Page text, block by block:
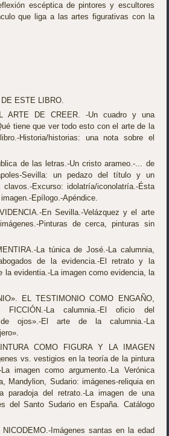
escéptica de pintores y escultores
que liga a las artes figurativas con la
ESTE LIBRO.
ARTE DE CREER. -Un cuadro y una
tiene que ver todo esto con el arte de la
Historia/historias: una nota sobre el
de las letras.-Un cristo arameo.-... de
Sevilla: un pedazo del título y un
Excurso: idolatría/iconolatría.-Ésta
Epílogo.-Apéndice.
En Sevilla.-Velázquez y el arte
Pinturas de cerca, pinturas sin
La túnica de José.-La calumnia,
de la evidencia.-El retrato y la
la evidentia.-La imagen como evidencia, la
EL TESTIMONIO COMO ENGAÑO,
FICCIÓN.-La calumnia.-El oficio del
de ojos».-El arte de la calumnia.-La
COMO FIGURA Y LA IMA­GEN
vs. vestigios en la teoría de la pintura
imagen como argumento.-La Verónica
Mandylion, Sudario: imágenes-reliquia en
paradoja del retrato.-La imagen de una
del Santo Sudario en España. Catálogo
Imágenes santas en la edad